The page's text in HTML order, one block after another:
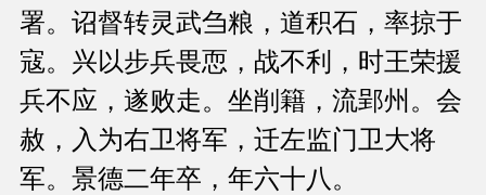
署。诏督转灵武刍粮，道积石，率掠于
寇。兴以步兵畏恧，战不利，时王荣援
兵不应，遂败走。坐削籍，流郢州。会
赦，入为右卫将军，迁左监门卫大将
军。景德二年卒，年六十八。